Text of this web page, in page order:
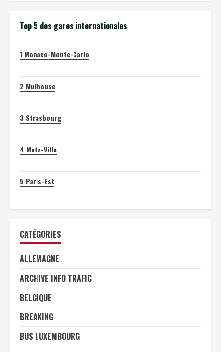
Top 5 des gares internationales
1 Monaco-Monte-Carlo
2 Mulhouse
3 Strasbourg
4 Metz-Ville
5 Paris-Est
CATÉGORIES
ALLEMAGNE
ARCHIVE INFO TRAFIC
BELGIQUE
BREAKING
BUS LUXEMBOURG